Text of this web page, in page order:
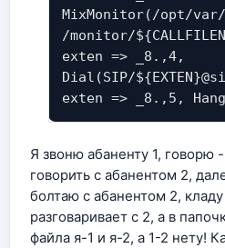
MixMonitor(/opt/
/monitor/
exten => _8.,4,
Dial(SIP/
exten => _8.,5,
Я звоню абаненту 1, говорю
говорить с абанентом 2,
болтаю с абанентом 2,
разговаривает с 2, а в
файла я-1 и я-2, а 1-2 нету!